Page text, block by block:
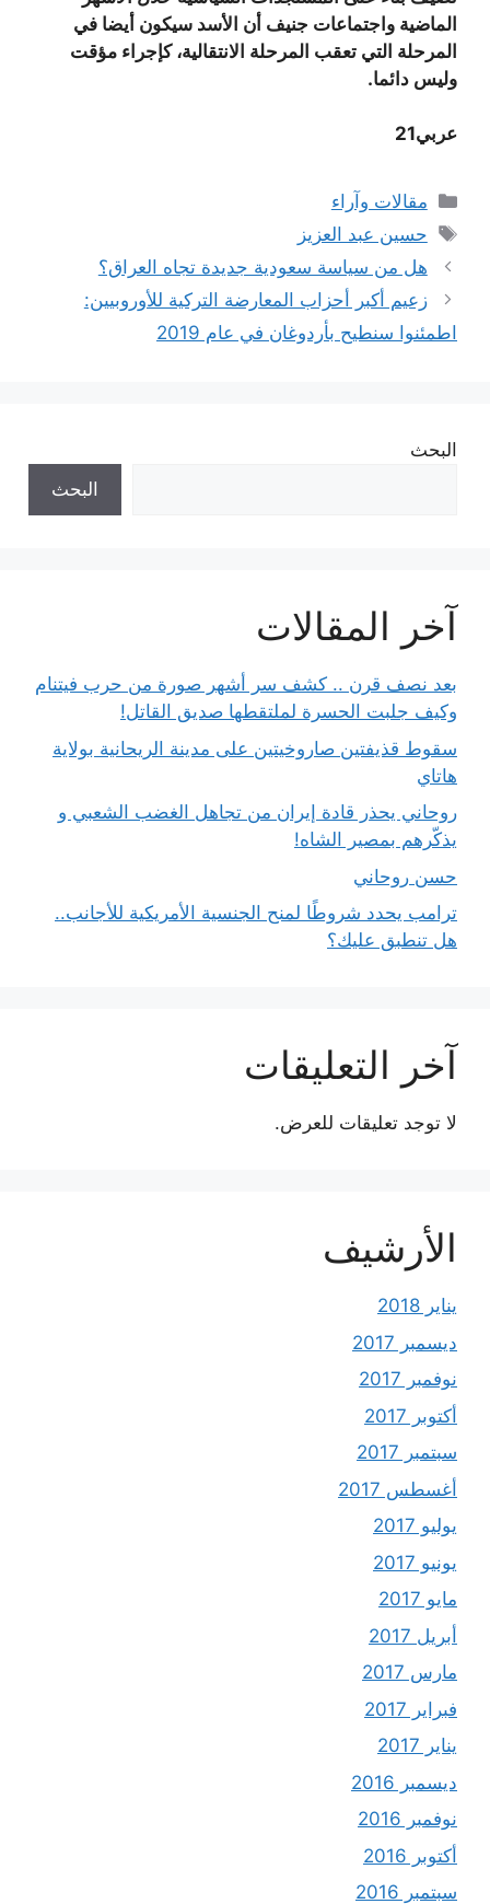
الماضية واجتماعات جنيف أن الأسد سيكون أيضا في
المرحلة التي تعقب المرحلة الانتقالية، كإجراء مؤقت
وليس دائما.
عربي21
التصنيفات
مقالات وآراء
الوسوم
حسين عبد العزيز
هل من سياسة سعودية جديدة تجاه العراق؟
زعيم أكبر أحزاب المعارضة التركية للأوروبيين:
اطمئنوا سنطيح بأردوغان في عام 2019
البحث
البحث
آخر المقالات
بعد نصف قرن .. كشف سر أشهر صورة من حرب فيتنام
وكيف جلبت الحسرة لملتقطها صديق القاتل!
سقوط قذيفتين صاروخيتين على مدينة الريحانية بولاية
هاتاي
روحاني يحذر قادة إيران من تجاهل الغضب الشعبي و
يذكّرهم بمصير الشاه!
حسن روحاني
ترامب يحدد شروطًا لمنح الجنسية الأمريكية للأجانب..
هل تنطبق عليك؟
آخر التعليقات
لا توجد تعليقات للعرض.
الأرشيف
يناير 2018
ديسمبر 2017
نوفمبر 2017
أكتوبر 2017
سبتمبر 2017
أغسطس 2017
يوليو 2017
يونيو 2017
مايو 2017
أبريل 2017
مارس 2017
فبراير 2017
يناير 2017
ديسمبر 2016
نوفمبر 2016
أكتوبر 2016
سبتمبر 2016